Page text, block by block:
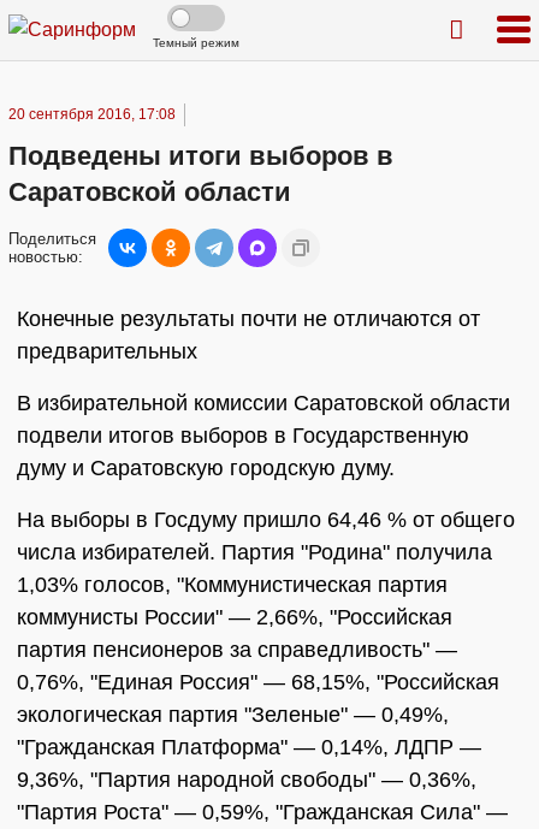
Темный режим
20 сентября 2016, 17:08
Подведены итоги выборов в
Саратовской области
Поделиться
новостью:
Конечные результаты почти не отличаются от
предварительных
В избирательной комиссии Саратовской области
подвели итогов выборов в Государственную
думу и Саратовскую городскую думу.
На выборы в Госдуму пришло 64,46 % от общего
числа избирателей. Партия "Родина" получила
1,03% голосов, "Коммунистическая партия
коммунисты России" — 2,66%, "Российская
партия пенсионеров за справедливость" —
0,76%, "Единая Россия" — 68,15%, "Российская
экологическая партия "Зеленые" — 0,49%,
"Гражданская Платформа" — 0,14%, ЛДПР —
9,36%, "Партия народной свободы" — 0,36%,
"Партия Роста" — 0,59%, "Гражданская Сила" —